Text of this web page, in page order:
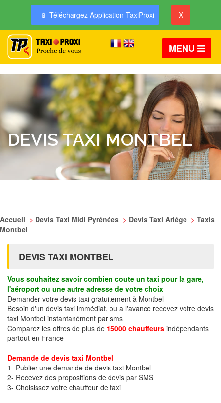
📱 Téléchargez Application TaxiProxi X
MENU
DEVIS TAXI MONTBEL
Accueil > Devis Taxi Midi Pyrénées > Devis Taxi Ariége > Taxis
Montbel
DEVIS TAXI MONTBEL
Vous souhaitez savoir combien coute un taxi pour la gare,
l'aéroport ou une autre adresse de votre choix
Demander votre devis taxi gratuitement à Montbel
Besoin d'un devis taxi immédiat, ou a l'avance recevez votre devis
taxi Montbel instantanément par sms
Comparez les offres de plus de 15000 chauffeurs indépendants
partout en France
Demande de devis taxi Montbel
1- Publier une demande de devis taxi Montbel
2- Recevez des propositions de devis par SMS
3- Choisissez votre chauffeur de taxi